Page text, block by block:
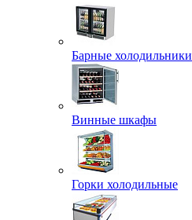
Барные холодильники
Винные шкафы
Горки холодильные